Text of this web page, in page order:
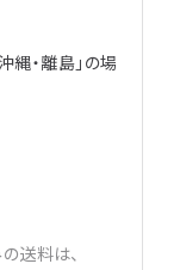
縄・離島」の場
送料は、